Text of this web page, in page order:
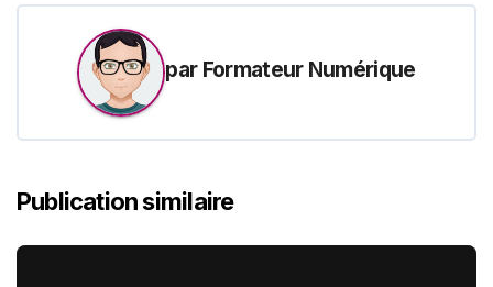
par Formateur Numérique
Publication similaire